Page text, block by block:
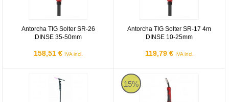
Antorcha TIG Solter SR-26
DINSE 35-50mm
158,51 € IVA incl.
Antorcha TIG Solter SR-17 4m
DINSE 10-25mm
119,79 € IVA incl.
Antorcha TIG Solter SR-17V DINSE 10-25mm
15%
Antorcha MIG Solter SX-15 de 3m